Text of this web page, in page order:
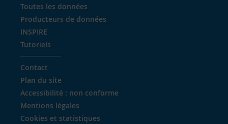
Toutes les données
Producteurs de données
INSPIRE
Tutoriels
Contact
Plan du site
Accessibilité : non conforme
Mentions légales
Cookies et statistiques